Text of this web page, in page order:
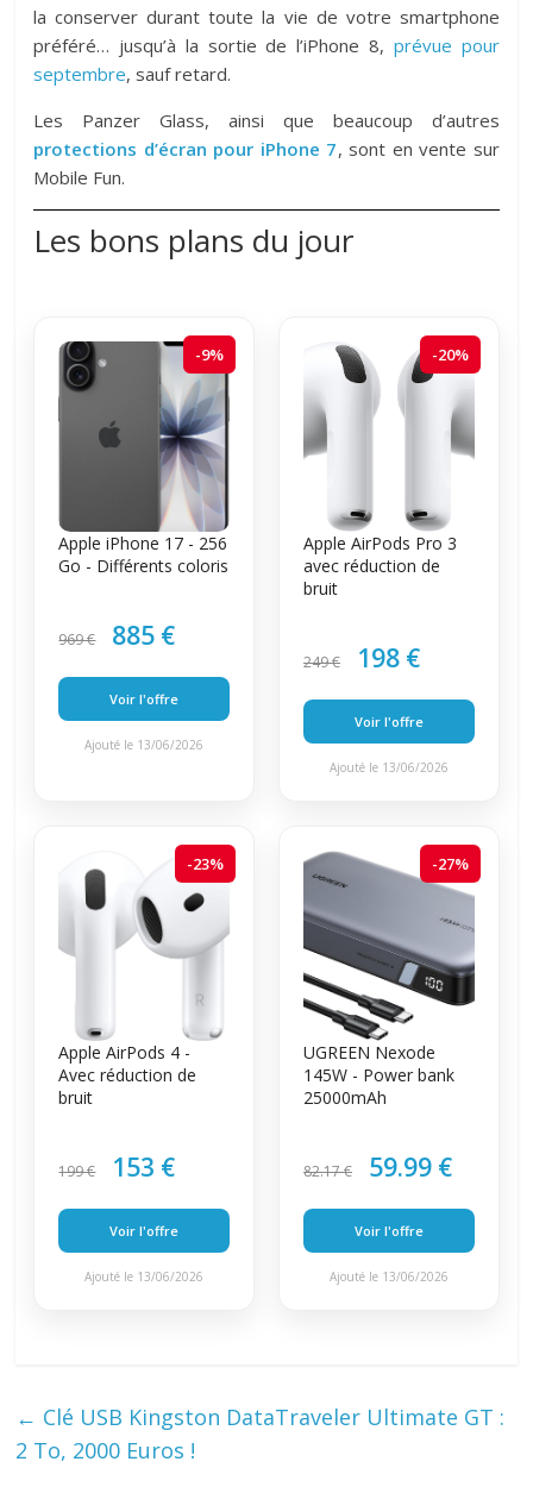
la conserver durant toute la vie de votre smartphone
préféré… jusqu’à la sortie de l’iPhone 8, prévue pour
septembre, sauf retard.
Les Panzer Glass, ainsi que beaucoup d’autres
protections d’écran pour iPhone 7, sont en vente sur
Mobile Fun.
Les bons plans du jour
-9%
Apple iPhone 17 - 256
Go - Différents coloris
969 € 885 €
Voir l'offre
Ajouté le 13/06/2026
-20%
Apple AirPods Pro 3
avec réduction de
bruit
249 € 198 €
Voir l'offre
Ajouté le 13/06/2026
-23%
Apple AirPods 4 -
Avec réduction de
bruit
199 € 153 €
Voir l'offre
Ajouté le 13/06/2026
-27%
UGREEN Nexode
145W - Power bank
25000mAh
82.17 € 59.99 €
Voir l'offre
Ajouté le 13/06/2026
← Clé USB Kingston DataTraveler Ultimate GT :
2 To, 2000 Euros !